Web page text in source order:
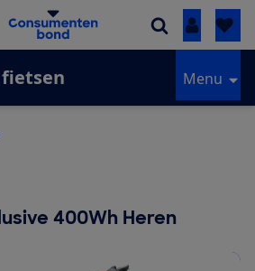
Inloggen
Menu
400Wh Heren